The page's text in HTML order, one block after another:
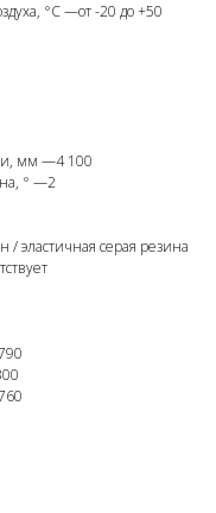
°С —от -20 до +50
мм —4 100
° —2
эластичная серая резина